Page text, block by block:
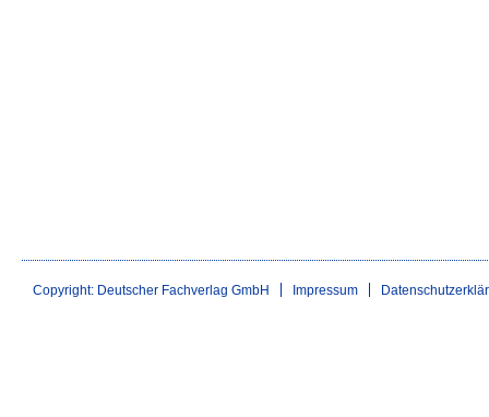
Copyright: Deutscher Fachverlag GmbH Impressum